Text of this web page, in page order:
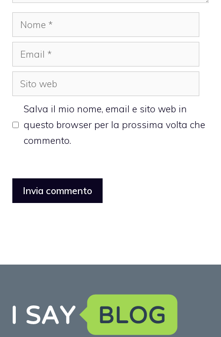
Nome
Email
Sito
web
Salva il mio nome, email e sito web in
questo browser per la prossima volta che
commento.